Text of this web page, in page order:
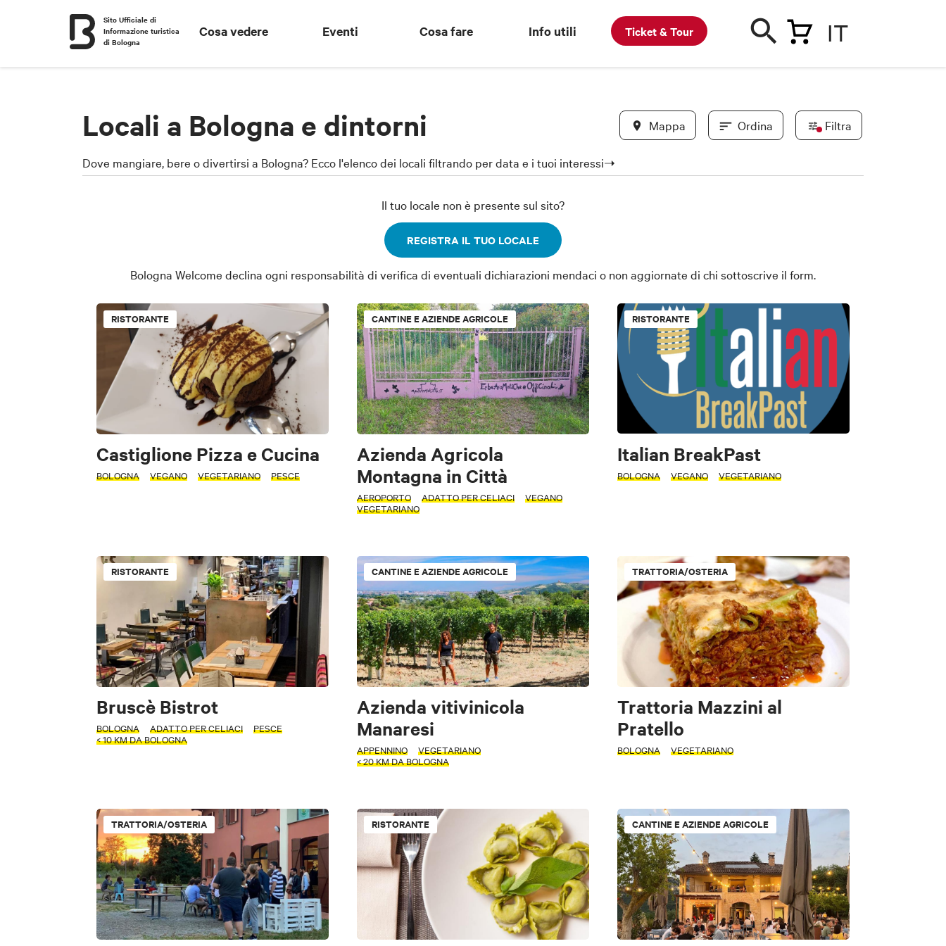
Sito Ufficiale di
Informazione turistica
di Bologna
Cosa vedere Eventi Cosa fare Info utili Ticket & Tour IT
Locali a Bologna e dintorni Mappa Ordina
Novità
Filtra
Dove mangiare, bere o divertirsi a Bologna? Ecco l'elenco dei locali filtrando per data e i tuoi interessi➝
Il tuo locale non è presente sul sito?
REGISTRA IL TUO LOCALE
Bologna Welcome declina ogni responsabilità di verifica di eventuali dichiarazioni mendaci o non aggiornate di chi sottoscrive il form.
RISTORANTE
Castiglione Pizza e Cucina
BOLOGNA VEGANO VEGETARIANO PESCE
CANTINE E AZIENDE AGRICOLE
Azienda Agricola
Montagna in Città
AEROPORTO ADATTO PER CELIACI
VEGANO
VEGETARIANO
RISTORANTE
Italian BreakPast
BOLOGNA VEGANO VEGETARIANO
RISTORANTE
Bruscè Bistrot
BOLOGNA ADATTO PER CELIACI
PESCE
< 10 KM DA BOLOGNA
CANTINE E AZIENDE AGRICOLE
Azienda vitivinicola
Manaresi
APPENNINO
VEGETARIANO
< 20 KM DA BOLOGNA
TRATTORIA/OSTERIA
Trattoria Mazzini al
Pratello
BOLOGNA VEGETARIANO
TRATTORIA/OSTERIA RISTORANTE CANTINE E AZIENDE AGRICOLE
+
−
TIPOLOGIA
Ristorante Trattoria/Osteria Pizzeria Agriturismo Enoteca Pub Fast Food
Self Service Nightlife Scuole di cucina e Sfogline Cantine e Aziende Agricole
Seleziona un periodo
CERCA